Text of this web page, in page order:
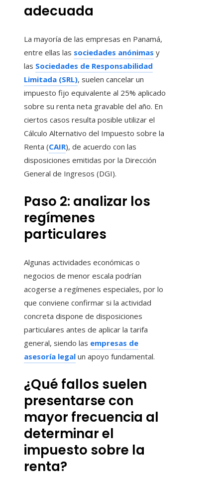
adecuada
La mayoría de las empresas en Panamá,
entre ellas las sociedades anónimas y
las Sociedades de Responsabilidad
Limitada (SRL), suelen cancelar un
impuesto fijo equivalente al 25% aplicado
sobre su renta neta gravable del año. En
ciertos casos resulta posible utilizar el
Cálculo Alternativo del Impuesto sobre la
Renta (CAIR), de acuerdo con las
disposiciones emitidas por la Dirección
General de Ingresos (DGI).
Paso 2: analizar los
regímenes
particulares
Algunas actividades económicas o
negocios de menor escala podrían
acogerse a regímenes especiales, por lo
que conviene confirmar si la actividad
concreta dispone de disposiciones
particulares antes de aplicar la tarifa
general, siendo las empresas de
asesoría legal un apoyo fundamental.
¿Qué fallos suelen
presentarse con
mayor frecuencia al
determinar el
impuesto sobre la
renta?